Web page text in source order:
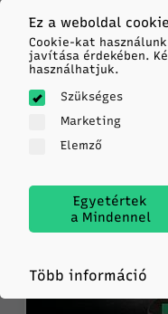
Érdekesé és
Ez a weboldal
Cookie-kat
javítása érdekében.
használhatjuk.
Szükséges
Marketing
Elemző
Egyetértek
a Mindennel
Több információ